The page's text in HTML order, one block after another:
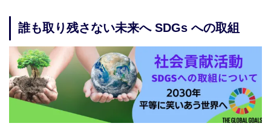
誰も取り残さない未来へ SDGs への取組